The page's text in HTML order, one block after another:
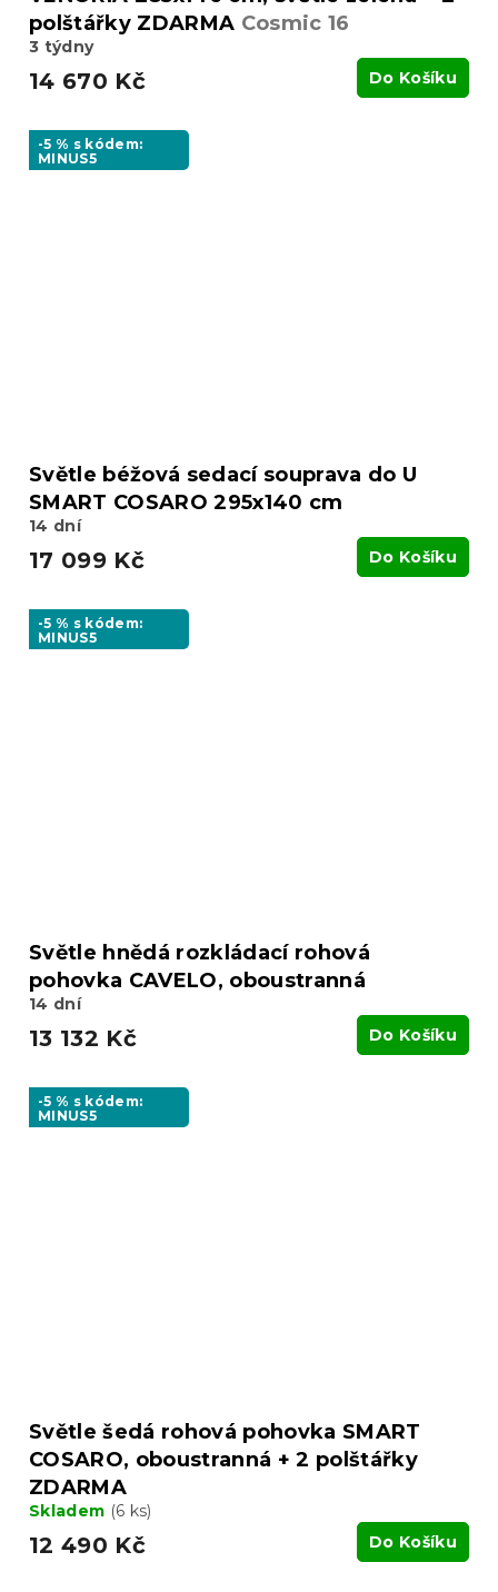
polštářky ZDARMA Cosmic 16
3 týdny
14 670 Kč Do Košíku
-5 % s kódem:
MINUS5
Světle béžová sedací souprava do U
SMART COSARO 295x140 cm
14 dní
17 099 Kč Do Košíku
-5 % s kódem:
MINUS5
Světle hnědá rozkládací rohová
pohovka CAVELO, oboustranná
14 dní
13 132 Kč Do Košíku
-5 % s kódem:
MINUS5
Světle šedá rohová pohovka SMART
COSARO, oboustranná + 2 polštářky
ZDARMA
Skladem (6 ks)
12 490 Kč Do Košíku